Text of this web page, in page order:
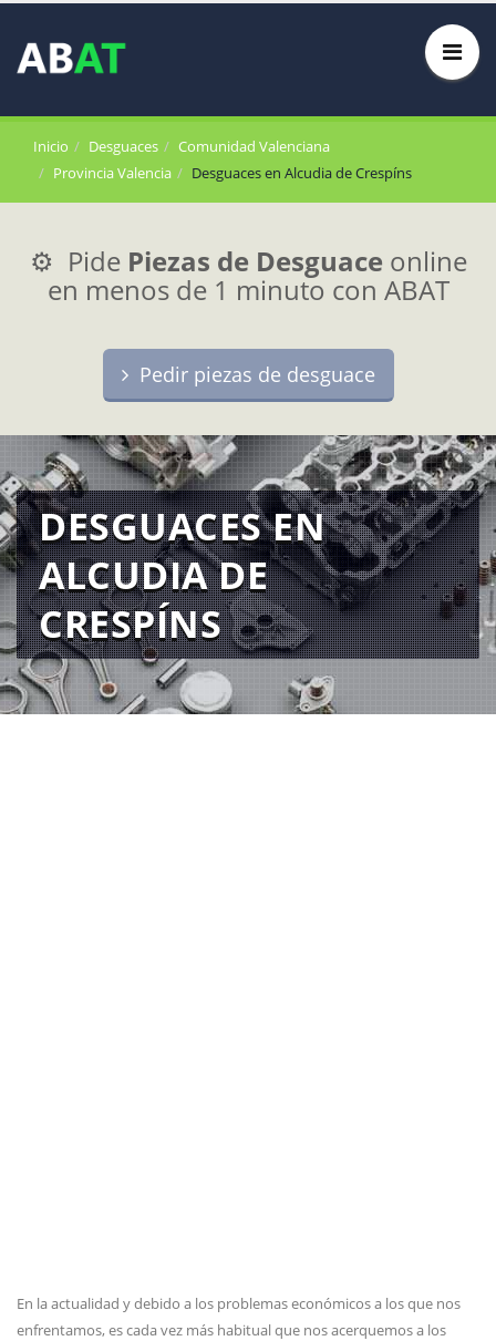
Inicio Desguaces
Comunidad Valenciana
Provincia Valencia
Desguaces en Alcudia de Crespíns
⚙️ Pide Piezas de Desguace online
en menos de 1 minuto con ABAT
Pedir piezas de desguace
DESGUACES EN
ALCUDIA DE
CRESPÍNS
En la actualidad y debido a los problemas económicos a los que nos
enfrentamos, es cada vez más habitual que nos acerquemos a los